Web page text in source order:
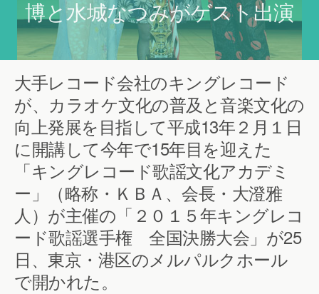
博と水城なつみがゲスト出演
大手レコード会社のキングレコード
が、カラオケ文化の普及と音楽文化の
向上発展を目指して平成13年２月１日
に開講して今年で15年目を迎えた
「キングレコード歌謡文化アカデミ
ー」（略称・ＫＢＡ、会長・大澄雅
人）が主催の「２０１５年キングレコ
ード歌謡選手権 全国決勝大会」が25
日、東京・港区のメルパルクホール
で開かれた。